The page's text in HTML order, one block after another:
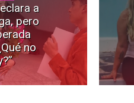
a
pero
no